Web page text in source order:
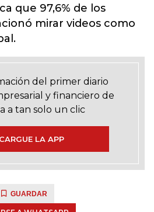
que 97,6% de los
mirar videos como
del primer diario
y financiero de
a tan solo un clic
LA APP
GUARDAR